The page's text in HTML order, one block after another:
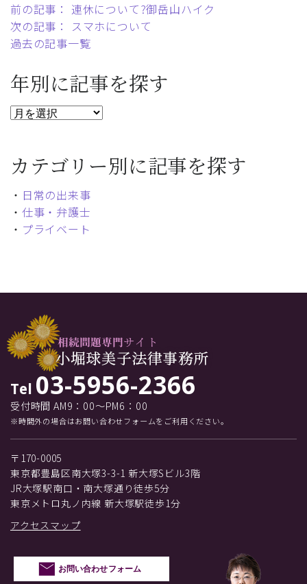
前の記事： 連休について?御岳山ハイク
次の記事： スマホについて
過去の記事一覧
年別に記事を探す
カテゴリー別に記事を探す
・ 日常の出来事
・ 仕事・弁護士
・ プライベート
Tel 03-5956-2366
受付時間 AM9：00～PM6：00
※時間外の場合はお問い合わせフォームをご利用ください。
〒170-0005
東京都豊島区南大塚3-3-1 新大塚Sビル3階
JR大塚駅南口・南大塚通り徒歩5分
東京メトロ丸ノ内線 新大塚駅徒歩1分
アクセスマップ
お問い合わせフォーム